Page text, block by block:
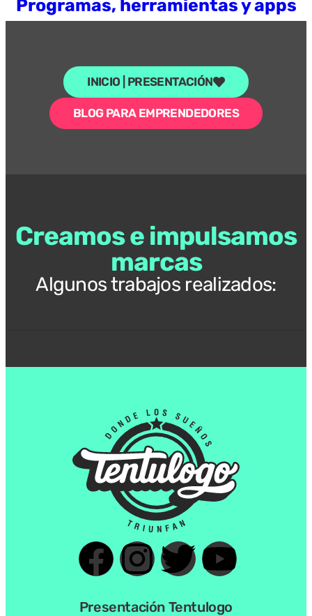
Programas, herramientas y apps
INICIO | PRESENTACIÓN
BLOG PARA EMPRENDEDORES
Creamos e impulsamos
marcas
Algunos trabajos realizados:
Presentación Tentulogo